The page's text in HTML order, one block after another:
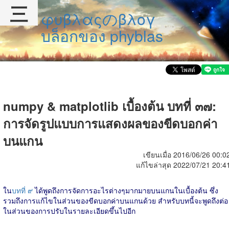
φυβλαςのβλογ
บล็อกของ phyblas
numpy & matplotlib เบื้องต้น บทที่ ๓๗:
การจัดรูปแบบการแสดงผลของขีดบอกค่า
บนแกน
เขียนเมื่อ 2016/06/26
แก้ไขล่าสุด 2022/07/21
ในบทที่ ๙ได้พูดถึงการจัดการอะไรต่างๆมากมายบนแกนในเบื้องต้น ซึ่ง
รวมถึงการแก้ไขในส่วนของขีดบอกค่าบนแกนด้วย สำหรับบทนี้จะพูดถึงต่อ
ในส่วนของการปรับในรายละเอียดขึ้นไปอีก
三